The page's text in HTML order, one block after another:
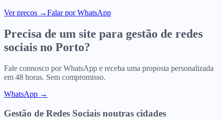
Ver precos →Falar por WhatsApp
Precisa de um site para gestão de redes
sociais no Porto?
Fale connosco por WhatsApp e receba uma proposta personalizada
em 48 horas. Sem compromisso.
WhatsApp →
Gestão de Redes Sociais noutras cidades